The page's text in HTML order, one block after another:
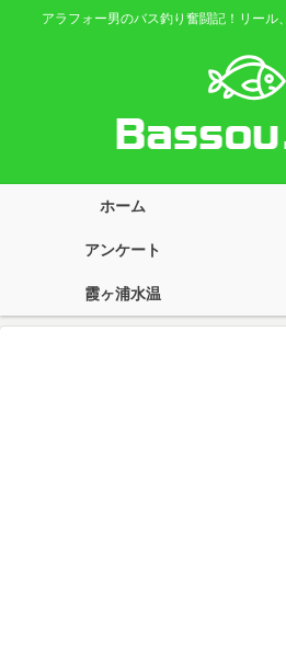
アラフォー男のバス釣り奮闘記！リール
ホーム
アンケート
霞ヶ浦水温